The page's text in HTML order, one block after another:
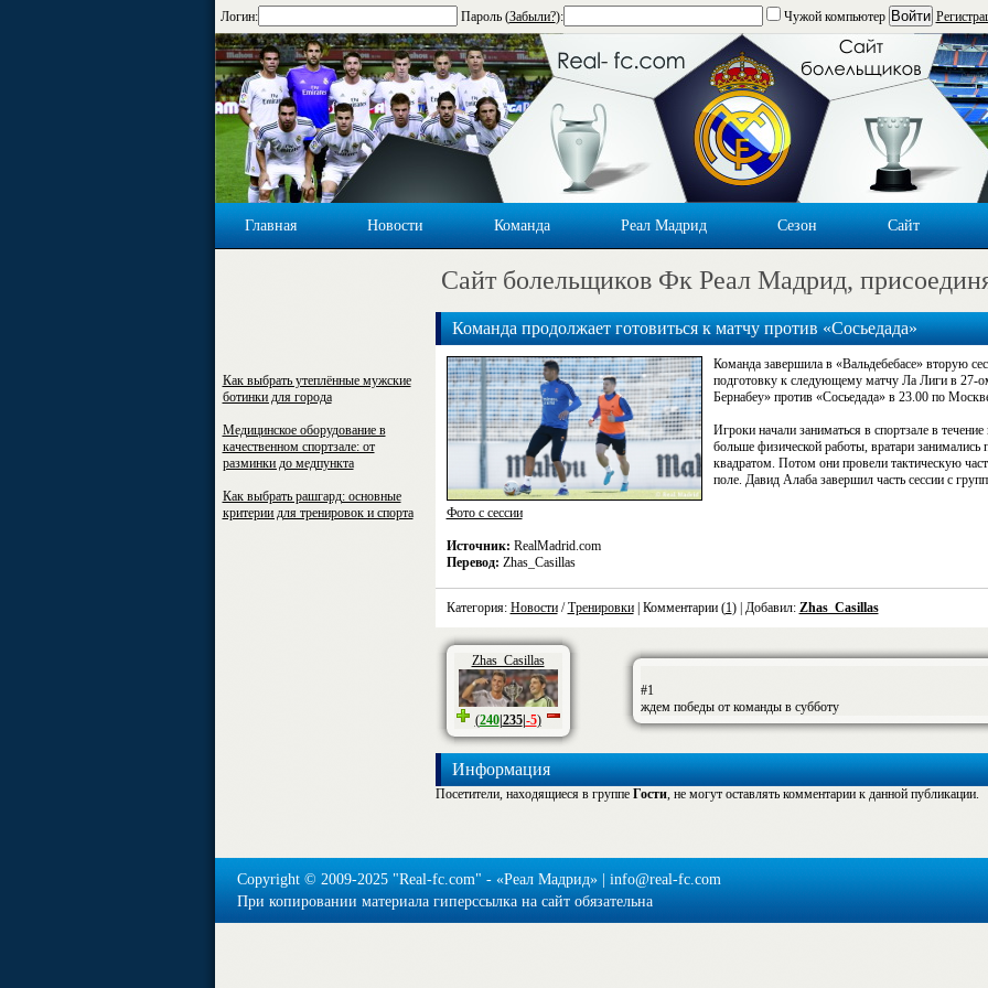
Логин: Пароль (Забыли?): Чужой компьютер Войти
Главная Новости Команда Реал Мадрид Сезон Сайт
Cайт болельщиков Фк Реал Мадрид,
Как выбрать утеплённые мужские
ботинки для города
Медицинское оборудование в
качественном спортзале: от
разминки до медпункта
Как выбрать рашгард: основные
критерии для тренировок и спорта
Команда продолжает готовиться к матчу против «Сосьедада»
Команда завершила в «Вальдебебасе» вторую
подготовку к следующему матчу Ла Лиги в 27-
Бернабеу» против «Сосьедада» в 23.00 по
Игроки начали заниматься в спортзале в
больше физической работы, вратари
квадратом. Потом они провели тактическую
поле. Давид Алаба завершил часть сессии с
Фото с сессии
Источник: RealMadrid.com
Перевод: Zhas_Casillas
Категория: Новости/Тренировки| Комментарии (1) | Добавил: Zhas_Casillas
Zhas_Casillas
(240|235|-5)
#1
ждем победы от команды в субботу
Информация
Посетители, находящиеся в группе Гости, не могут оставлять комментарии к данной публикации.
Copyright © 2009-2025 "Real-fс.com" - «Реал Мадрид» | info@real-fc.com
При копировании материала гиперссылка на сайт обязательна